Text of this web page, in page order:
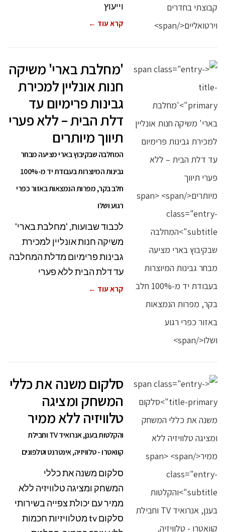
וייעוץ
קרא עוד ←
'מחלבת בארי' משיקה
חנות אונליין למכירת
גבינות פרימיום עד
דלת הבית – ללא פערי
תיווך מיותרים
המחלבה שבקיבוץ בארי מציעה מבחר
גבינות המיוצרות בעבודת יד מ-100%
חלב בקר, מפרות הנמצאות באזור כפרי
רגוע ושלו
לכבוד שבועות, 'מחלבת בארי'
משיקה חנות אונליין למכירת
גבינות פרימיום מדלת המחלבה
עד דלת הבית ללא פערי
קרא עוד ←
סלקום משנה את כללי
המשחק ומציגה
טלוויזיה ללא ממיר
והקלטות בענן, אנרואיד TV וחבילת
קוואטרו - טלוויזיה, אינטרנט וטלפונים
סלקום משנה את כללי
המשחק ומציגה טלוויזיה ללא
ממיר עם יכולת צפייה בשירותי
סלקום tv מטלוויזיות חכמות